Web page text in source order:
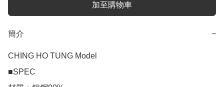
加至購物車
簡介 −
CHING HO TUNG Model
■SPEC